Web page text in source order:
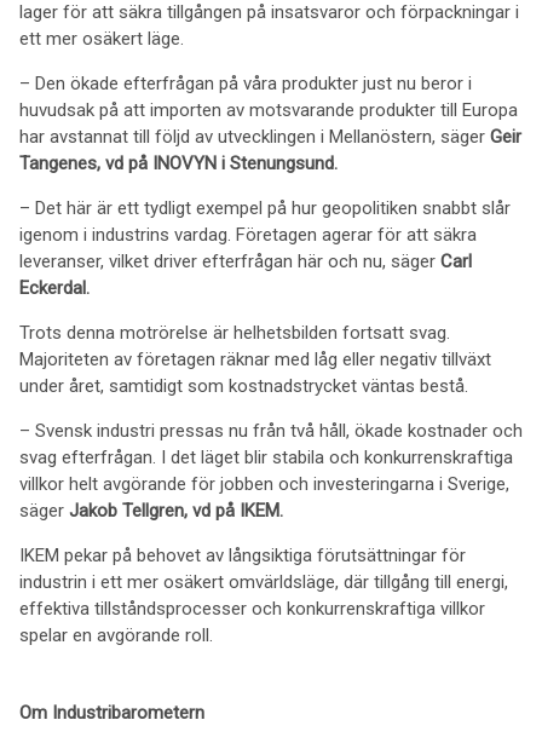
lager för att säkra tillgången på insatsvaror och förpackningar i
ett mer osäkert läge.
– Den ökade efterfrågan på våra produkter just nu beror i
huvudsak på att importen av motsvarande produkter till Europa
har avstannat till följd av utvecklingen i Mellanöstern, säger Geir
Tangenes, vd på INOVYN i Stenungsund.
– Det här är ett tydligt exempel på hur geopolitiken snabbt slår
igenom i industrins vardag. Företagen agerar för att säkra
leveranser, vilket driver efterfrågan här och nu, säger Carl
Eckerdal.
Trots denna motrörelse är helhetsbilden fortsatt svag.
Majoriteten av företagen räknar med låg eller negativ tillväxt
under året, samtidigt som kostnadstrycket väntas bestå.
– Svensk industri pressas nu från två håll, ökade kostnader och
svag efterfrågan. I det läget blir stabila och konkurrenskraftiga
villkor helt avgörande för jobben och investeringarna i Sverige,
säger Jakob Tellgren, vd på IKEM.
IKEM pekar på behovet av långsiktiga förutsättningar för
industrin i ett mer osäkert omvärldsläge, där tillgång till energi,
effektiva tillståndsprocesser och konkurrenskraftiga villkor
spelar en avgörande roll.
Om Industribarometern